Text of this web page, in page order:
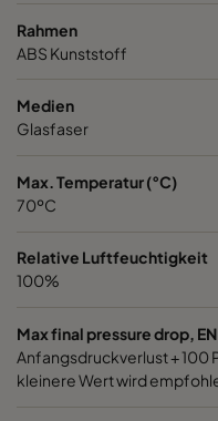
Rahmen
ABS Kunststoff
Medien
Glasfaser
Max. Temperatur (°C)
70ºC
Relative Luftfeuchtigkeit
100%
Max final pressure drop,
Anfangsdruckverlust + 100
kleinere Wert wird